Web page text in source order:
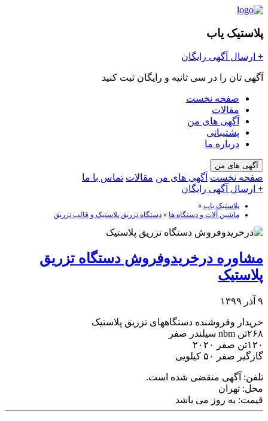
پلاستیک یاب
+ ارسال آگهی رایگان
آگهی تان را در سی ثانیه و رایگان ثبت کنید
صفحه نخست
مقالات
آگهی های من
پشتیبانی
درباره ما
آگهی های من
صفحه نخست آگهی های من مقالات تماس با ما
+ ارسال آگهی رایگان
پلاستیک یاب »
ماشین آلات و دستگاه ها » دستگاه تزریق پلاستیک و قالب تزریق
مشاوره درخریدوفروش دستگاه تزریق
پلاستیک
۹ آذر ۱۳۹۹
خریدار وفروشنده دستگاههای تزریق پلاستیک
۲۶۸تن nbm سیلندر صفر
۱۲۰تن صفر ۲۰۲۰
گازگیر صفر ۵۰ کیلویی
تلفن: آگهی منقضی شده است.
محل: تهران
قیمت: به روز می باشد